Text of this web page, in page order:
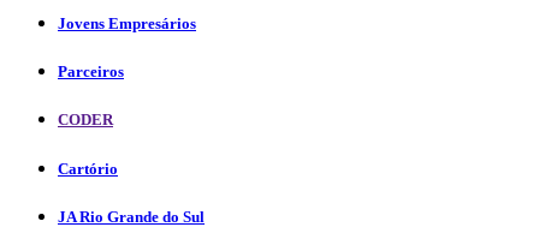
Jovens Empresários
Parceiros
CODER
Cartório
JA Rio Grande do Sul